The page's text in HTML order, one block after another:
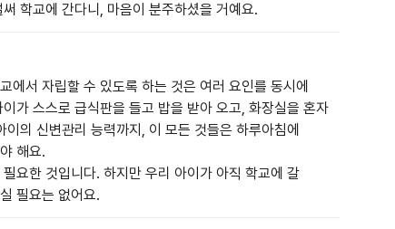
학교에 간다니, 마음이 분주하셨을 거예요.
에서 자립할 수 있도록 하는 것은 여러 요인를 동시에
가 스스로 급식판을 들고 밥을 받아 오고, 화장실을 혼자
의 신변관리 능력까지, 이 모든 것들은 하루아침에
해요.
요한 것입니다. 하지만 우리 아이가 아직 학교에 갈
필요는 없어요.